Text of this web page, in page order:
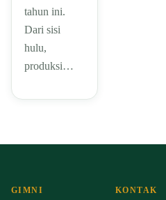
tahun ini.
Dari sisi
hulu,
produksi…
GIMNI KONTAK